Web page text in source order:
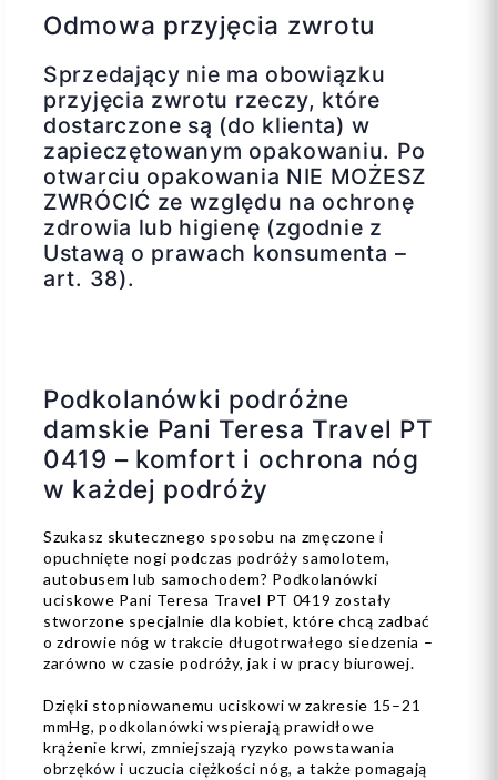
Odmowa przyjęcia zwrotu
Sprzedający nie ma obowiązku
przyjęcia zwrotu rzeczy, które
dostarczone są (do klienta) w
zapieczętowanym opakowaniu. Po
otwarciu opakowania NIE MOŻESZ
ZWRÓCIĆ ze względu na ochronę
zdrowia lub higienę (zgodnie z
Ustawą o prawach konsumenta –
art. 38).
Podkolanówki podróżne
damskie Pani Teresa Travel PT
0419 – komfort i ochrona nóg
w każdej podróży
Szukasz skutecznego sposobu na zmęczone i
opuchnięte nogi podczas podróży samolotem,
autobusem lub samochodem? Podkolanówki
uciskowe Pani Teresa Travel PT 0419 zostały
stworzone specjalnie dla kobiet, które chcą zadbać
o zdrowie nóg w trakcie długotrwałego siedzenia –
zarówno w czasie podróży, jak i w pracy biurowej.
Dzięki stopniowanemu uciskowi w zakresie 15–21
mmHg, podkolanówki wspierają prawidłowe
krążenie krwi, zmniejszają ryzyko powstawania
obrzęków i uczucia ciężkości nóg, a także pomagają